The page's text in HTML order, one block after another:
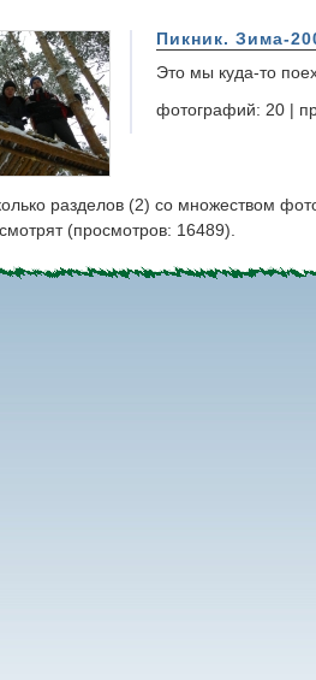
Пикник. Зима-
Это мы куда-то
фотографий: 20 |
разделов (2) со множеством
(просмотров: 16489).